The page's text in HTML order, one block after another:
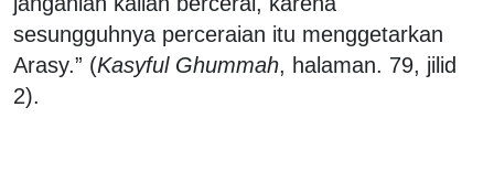
sesungguhnya perceraian itu menggetarkan
Arasy.” (Kasyful Ghummah, halaman. 79, jilid
2).